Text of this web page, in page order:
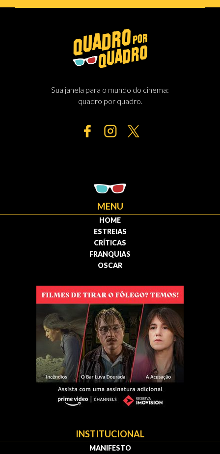
Sua janela para o mundo do cinema:
quadro por quadro.
MENU
HOME
ESTREIAS
CRÍTICAS
FRANQUIAS
OSCAR
INSTITUCIONAL
MANIFESTO